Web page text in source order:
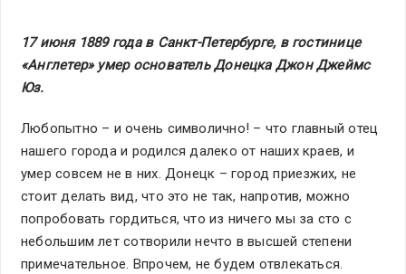
17 июня 1889 года в Санкт-Петербурге, в гостинице
«Англетер» умер основатель Донецка Джон Джеймс
Юз.
Любопытно – и очень символично! – что главный отец
нашего города и родился далеко от наших краев, и
умер совсем не в них. Донецк – город приезжих, не
стоит делать вид, что это не так, напротив, можно
попробовать гордиться, что из ничего мы за сто с
небольшим лет сотворили нечто в высшей степени
примечательное. Впрочем, не будем отвлекаться.